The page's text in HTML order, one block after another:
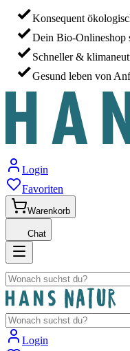
Konsequent
Dein Bio-Onlineshop
Schneller &
Gesund leben von
Login
Favoriten
Warenkorb
Chat
Login